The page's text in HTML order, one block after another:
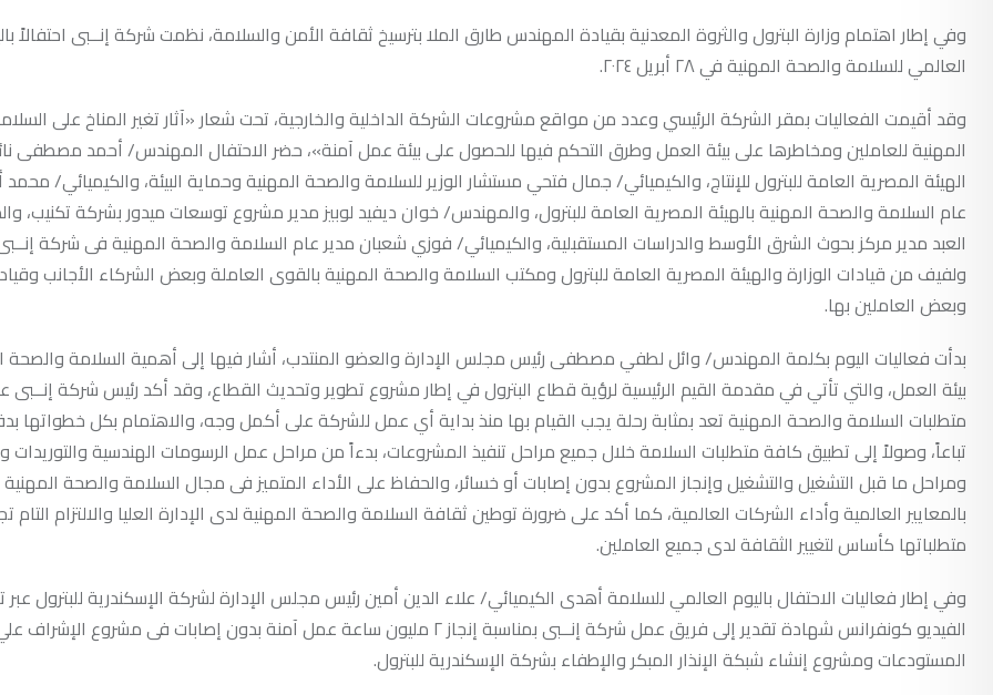
وفي إطار اهتمام وزارة البترول والثروة المعدنية بقيادة المهندس طارق الملا بترسيخ ثقافة الأمن والسلامة، نظمت شركة إنــبى احتفالاً
العالمي للسلامة والصحة المهنية في ٢٨ أبريل ٢٠٢٤.
وقد أقيمت الفعاليات بمقر الشركة الرئيسي وعدد من مواقع مشروعات الشركة الداخلية والخارجية، تحت شعار «آثار تغير المناخ على
المهنية للعاملين ومخاطرها على بيئة العمل وطرق التحكم فيها للحصول على بيئة عمل آمنة»، حضر الاحتفال المهندس/ أحمد مصطفى
الهيئة المصرية العامة للبترول للإنتاج، والكيميائي/ جمال فتحي مستشار الوزير للسلامة والصحة المهنية وحماية البيئة، والكيميائي/ محمد
عام السلامة والصحة المهنية بالهيئة المصرية العامة للبترول، والمهندس/ خوان ديفيد لوبيز مدير مشروع توسعات ميدور بشركة تكنيب،
العبد مدير مركز بحوث الشرق الأوسط والدراسات المستقبلية، والكيميائي/ فوزي شعبان مدير عام السلامة والصحة المهنية فى شركة
ولفيف من قيادات الوزارة والهيئة المصرية العامة للبترول ومكتب السلامة والصحة المهنية بالقوى العاملة وبعض الشركاء الأجانب
وبعض العاملين بها.
بدأت فعاليات اليوم بكلمة المهندس/ وائل لطفي مصطفى رئيس مجلس الإدارة والعضو المنتدب، أشار فيها إلى أهمية السلامة والصحة
بيئة العمل، والتي تأتي في مقدمة القيم الرئيسية لرؤية قطاع البترول في إطار مشروع تطوير وتحديث القطاع، وقد أكد رئيس شركة إنــبى
متطلبات السلامة والصحة المهنية تعد بمثابة رحلة يجب القيام بها منذ بداية أي عمل للشركة على أكمل وجه، والاهتمام بكل خطواتها
تباعاً، وصولاً إلى تطبيق كافة متطلبات السلامة خلال جميع مراحل تنفيذ المشروعات، بدءاً من مراحل عمل الرسومات الهندسية والتوريدات
ومراحل ما قبل التشغيل والتشغيل وإنجاز المشروع بدون إصابات أو خسائر، والحفاظ على الأداء المتميز فى مجال السلامة والصحة
بالمعايير العالمية وأداء الشركات العالمية، كما أكد على ضرورة توطين ثقافة السلامة والصحة المهنية لدى الإدارة العليا والالتزام التام
متطلباتها كأساس لتغيير الثقافة لدى جميع العاملين.
وفي إطار فعاليات الاحتفال باليوم العالمي للسلامة أهدى الكيميائي/ علاء الدين أمين رئيس مجلس الإدارة لشركة الإسكندرية للبترول عبر
الفيديو كونفرانس شهادة تقدير إلى فريق عمل شركة إنــبى بمناسبة إنجاز ٢ مليون ساعة عمل آمنة بدون إصابات فى مشروع الإشراف
المستودعات ومشروع إنشاء شبكة الإنذار المبكر والإطفاء بشركة الإسكندرية للبترول.